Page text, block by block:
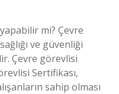
mi? Çevre
ve güvenliği
Çevre görevlisi
Sertifikası,
sahip olması